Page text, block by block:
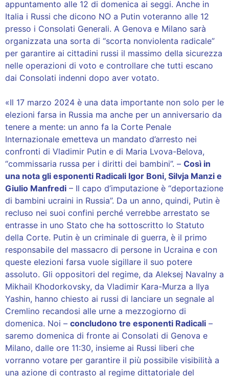
appuntamento alle 12 di domenica ai seggi. Anche in
Italia i Russi che dicono NO a Putin voteranno alle 12
presso i Consolati Generali. A Genova e Milano sarà
organizzata una sorta di “scorta nonviolenta radicale”
per garantire ai cittadini russi il massimo della sicurezza
nelle operazioni di voto e controllare che tutti escano
dai Consolati indenni dopo aver votato.
«Il 17 marzo 2024 è una data importante non solo per le
elezioni farsa in Russia ma anche per un anniversario da
tenere a mente: un anno fa la Corte Penale
Internazionale emetteva un mandato d’arresto nei
confronti di Vladimir Putin e di Maria Lvova-Belova,
“commissaria russa per i diritti dei bambini”. – Così in
una nota gli esponenti Radicali Igor Boni, Silvja Manzi e
Giulio Manfredi – Il capo d’imputazione è “deportazione
di bambini ucraini in Russia”. Da un anno, quindi, Putin è
recluso nei suoi confini perché verrebbe arrestato se
entrasse in uno Stato che ha sottoscritto lo Statuto
della Corte. Putin è un criminale di guerra, è il primo
responsabile del massacro di persone in Ucraina e con
queste elezioni farsa vuole sigillare il suo potere
assoluto. Gli oppositori del regime, da Aleksej Navalny a
Mikhail Khodorkovsky, da Vladimir Kara-Murza a Ilya
Yashin, hanno chiesto ai russi di lanciare un segnale al
Cremlino recandosi alle urne a mezzogiorno di
domenica. Noi – concludono tre esponenti Radicali –
saremo domenica di fronte ai Consolati di Genova e
Milano, dalle ore 11:30, insieme ai Russi liberi che
vorranno votare per garantire il più possibile visibilità a
una azione di contrasto al regime dittatoriale del